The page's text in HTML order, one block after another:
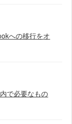
への移行をオ
で必要なもの